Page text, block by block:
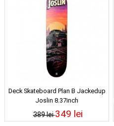
Deck Skateboard Plan B Jackedup
Joslin 8.37inch
389 lei349 lei